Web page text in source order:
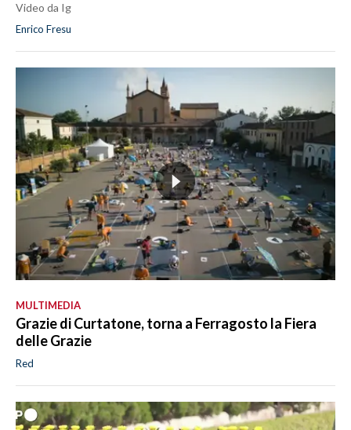
Video da Ig
Enrico Fresu
MULTIMEDIA
Grazie di Curtatone, torna a Ferragosto la Fiera
delle Grazie
Red